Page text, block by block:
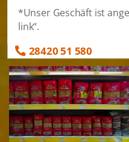
*Unser Geschäft ist
link“.
 28420 51 580